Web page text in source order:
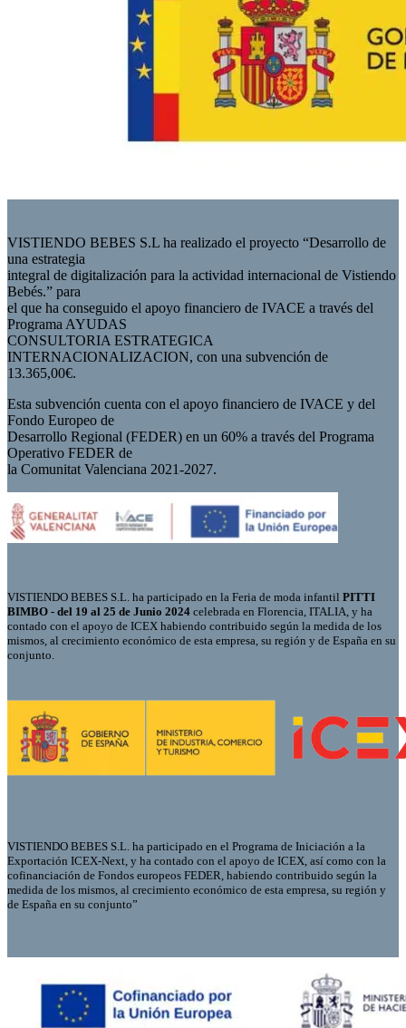
VISTIENDO BEBES S.L ha realizado el proyecto “Desarrollo de
una estrategia
integral de digitalización para la actividad internacional de Vistiendo
Bebés.” para
el que ha conseguido el apoyo financiero de IVACE a través del
Programa AYUDAS
CONSULTORIA ESTRATEGICA
INTERNACIONALIZACION, con una subvención de
13.365,00€.
Esta subvención cuenta con el apoyo financiero de IVACE y del
Fondo Europeo de
Desarrollo Regional (FEDER) en un 60% a través del Programa
Operativo FEDER de
la Comunitat Valenciana 2021-2027.
VISTIENDO BEBES S.L. ha participado en la Feria de moda infantil PITTI
BIMBO - del 19 al 25 de Junio 2024 celebrada en Florencia, ITALIA, y ha
contado con el apoyo de ICEX habiendo contribuido según la medida de los
mismos, al crecimiento económico de esta empresa, su región y de España en su
conjunto.
VISTIENDO BEBES S.L. ha participado en el Programa de Iniciación a la
Exportación ICEX-Next, y ha contado con el apoyo de ICEX, así como con la
cofinanciación de Fondos europeos FEDER, habiendo contribuido según la
medida de los mismos, al crecimiento económico de esta empresa, su región y
de España en su conjunto”